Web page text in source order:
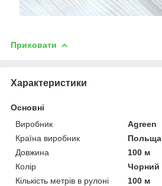
Приховати
Характеристики
Основні
Виробник
Agreen
Країна виробник
Польща
Довжина
100 м
Колір
Чорний
Кількість метрів в рулоні
100 м